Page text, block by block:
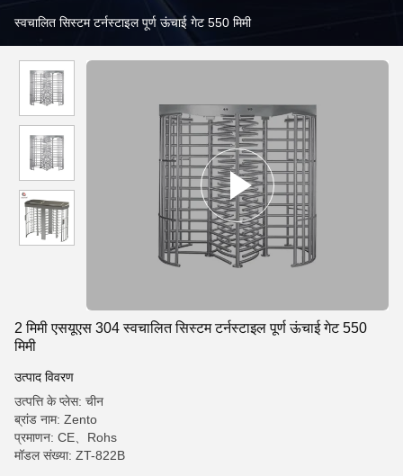
स्वचालित सिस्टम टर्नस्टाइल पूर्ण ऊंचाई गेट 550 मिमी
2 मिमी एसयूएस 304 स्वचालित सिस्टम टर्नस्टाइल पूर्ण ऊंचाई गेट 550
मिमी
उत्पाद विवरण
उत्पत्ति के प्लेस: चीन
ब्रांड नाम: Zento
प्रमाणन: CE、Rohs
मॉडल संख्या: ZT-822B